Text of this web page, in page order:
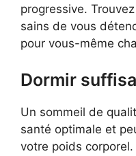
progressive.
sains de vous
pour vous-même
Dormir
Un sommeil de
santé optimale et
votre poids